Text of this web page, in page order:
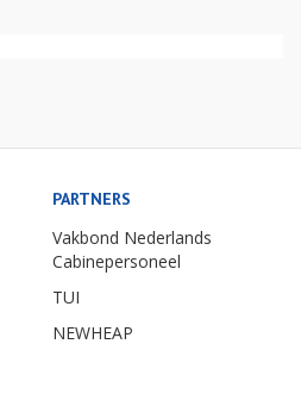
PARTNERS
Vakbond Nederlands
Cabinepersoneel
TUI
NEWHEAP